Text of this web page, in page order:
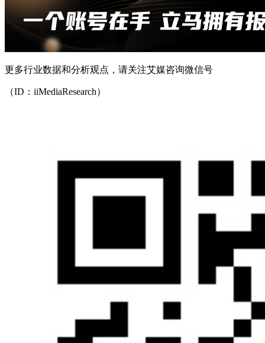
更多行业数据和分析观点，请关注艾媒咨询微信号
（ID：iiMediaResearch）